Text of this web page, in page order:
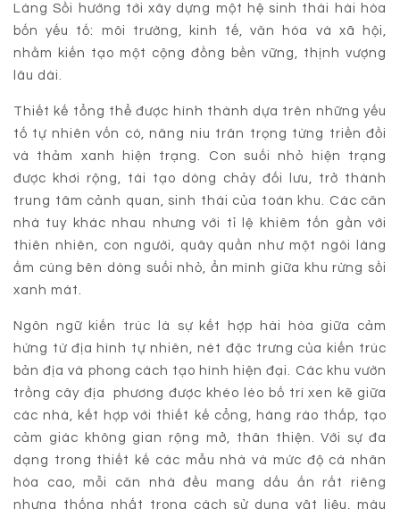
Làng Sồi hướng tới xây dựng một hệ sinh thái hài hòa
bốn yếu tố: môi trường, kinh tế, văn hóa và xã hội,
nhằm kiến tạo một cộng đồng bền vững, thịnh vượng
lâu dài.
Thiết kế tổng thể được hình thành dựa trên những yếu
tố tự nhiên vốn có, nâng niu trân trọng từng triền đồi
và thảm xanh hiện trạng. Con suối nhỏ hiện trạng
được khơi rộng, tái tạo dòng chảy đối lưu, trở thành
trung tâm cảnh quan, sinh thái của toàn khu. Các căn
nhà tuy khác nhau nhưng với tỉ lệ khiêm tốn gần với
thiên nhiên, con người, quây quần như một ngôi làng
ấm cúng bên dòng suối nhỏ, ẩn mình giữa khu rừng sồi
xanh mát.
Ngôn ngữ kiến trúc là sự kết hợp hài hòa giữa cảm
hứng từ địa hình tự nhiên, nét đặc trưng của kiến trúc
bản địa và phong cách tạo hình hiện đại. Các khu vườn
trồng cây địa phương được khéo léo bố trí xen kẽ giữa
các nhà, kết hợp với thiết kế cổng, hàng rào thấp, tạo
cảm giác không gian rộng mở, thân thiện. Với sự đa
dạng trong thiết kế các mẫu nhà và mức độ cá nhân
hóa cao, mỗi căn nhà đều mang dấu ấn rất riêng
nhưng thống nhất trong cách sử dụng vật liệu, màu